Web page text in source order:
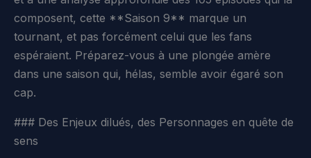
composent, cette **Saison 9** marque un
tournant, et pas forcément celui que les fans
espéraient. Préparez-vous à une plongée amère
dans une saison qui, hélas, semble avoir égaré son
cap.
### Des Enjeux dilués, des Personnages en quête de
sens